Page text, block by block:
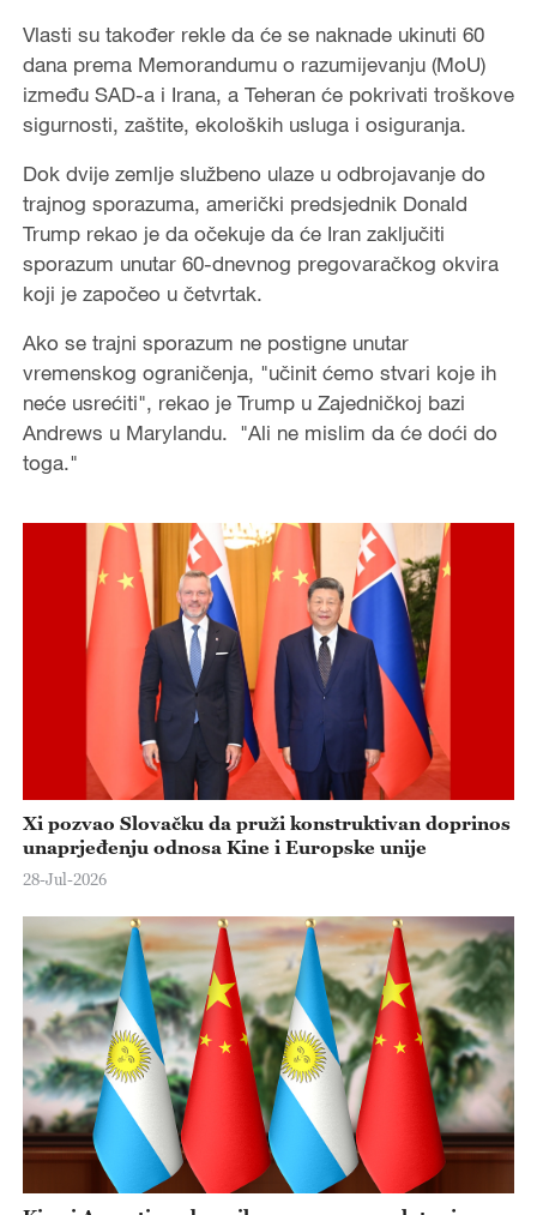
Vlasti su također rekle da će se naknade ukinuti 60
dana prema Memorandumu o razumijevanju (MoU)
između SAD-a i Irana, a Teheran će pokrivati troškove
sigurnosti, zaštite, ekoloških usluga i osiguranja.
Dok dvije zemlje službeno ulaze u odbrojavanje do
trajnog sporazuma, američki predsjednik Donald
Trump rekao je da očekuje da će Iran zaključiti
sporazum unutar 60-dnevnog pregovaračkog okvira
koji je započeo u četvrtak.
Ako se trajni sporazum ne postigne unutar
vremenskog ograničenja, "učinit ćemo stvari koje ih
neće usrećiti", rekao je Trump u Zajedničkoj bazi
Andrews u Marylandu. "Ali ne mislim da će doći do
toga."
Xi pozvao Slovačku da pruži konstruktivan doprinos
unaprjeđenju odnosa Kine i Europske unije
28-Jul-2026